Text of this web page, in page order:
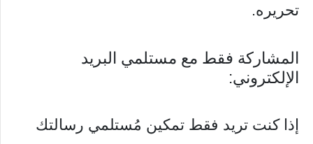
تحريره.
المشاركة فقط مع مستلمي البريد
الإلكتروني:
إذا كنت تريد فقط تمكين مُستلمي رسالتك